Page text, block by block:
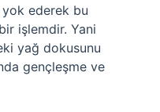
ederek bu
işlemdir. Yani
yağ dokusunu
gençleşme ve